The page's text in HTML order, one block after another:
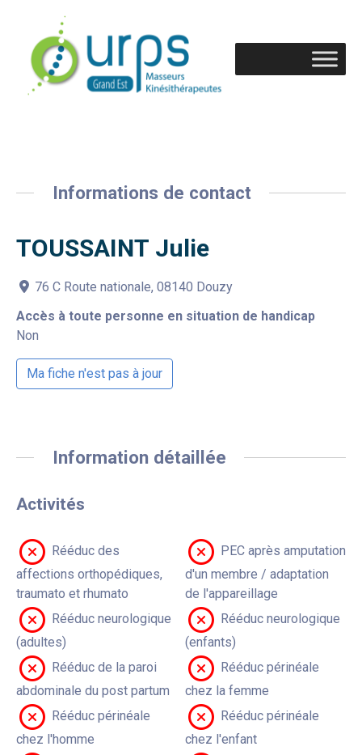
Informations de contact
TOUSSAINT Julie
76 C Route nationale, 08140 Douzy
Accès à toute personne en situation de handicap
Non
Ma fiche n'est pas à jour
Information détaillée
Activités
Rééduc des
affections orthopédiques,
traumato et rhumato
PEC après amputation
d'un membre / adaptation
de l'appareillage
Rééduc neurologique
(adultes)
Rééduc neurologique
(enfants)
Rééduc de la paroi
abdominale du post partum
Rééduc périnéale
chez la femme
Rééduc périnéale
chez l'homme
Rééduc périnéale
chez l'enfant